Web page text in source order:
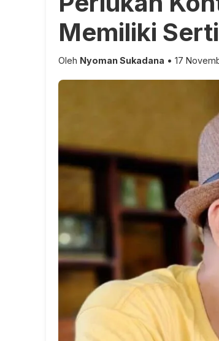
Memiliki
Oleh Nyoman Sukadana • 17